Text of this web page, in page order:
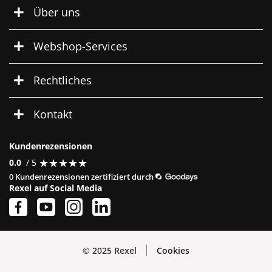
Über uns
Webshop-Services
Rechtliches
Kontakt
Kundenrezensionen
0.0 / 5 ★★★★★
★★★★★
0 Kundenrezensionen zertifiziert durch
Rexel auf Social Media
© 2025 Rexel Cookies